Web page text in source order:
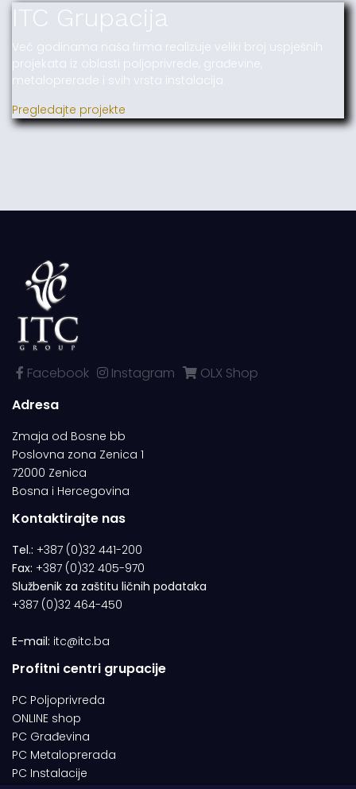
ITC Grupacija
Već godinama naša firma realizuje veliki broj uspješnih
projekata iz oblasti poljoprivrede, građevine,
metaloprerade i svih vrsta instalacija.
Pregledajte projekte
Facebook Instagram
OLX Shop
Adresa
Zmaja od Bosne bb
Poslovna zona Zenica 1
72000 Zenica
Bosna i Hercegovina
Kontaktirajte nas
Tel.: +387 (0)32 441-200
Fax: +387 (0)32 405-970
Službenik za zaštitu ličnih podataka
+387 (0)32 464-450
E-mail: itc@itc.ba
Profitni centri grupacije
PC Poljoprivreda
ONLINE shop
PC Građevina
PC Metaloprerada
PC Instalacije